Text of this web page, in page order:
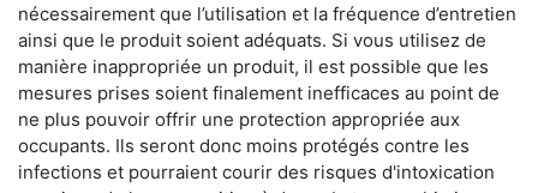
nécessairement que l’utilisation et la fréquence d’entretien
ainsi que le produit soient adéquats. Si vous utilisez de
manière inappropriée un produit, il est possible que les
mesures prises soient finalement inefficaces au point de
ne plus pouvoir offrir une protection appropriée aux
occupants. Ils seront donc moins protégés contre les
infections et pourraient courir des risques d'intoxication